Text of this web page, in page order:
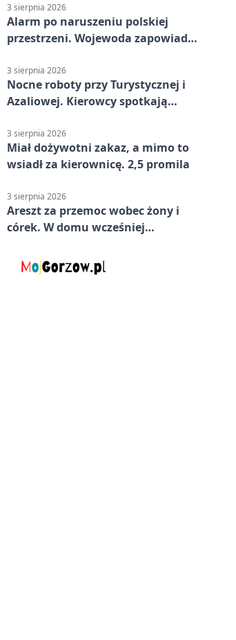
3 sierpnia 2026
Alarm po naruszeniu polskiej
przestrzeni. Wojewoda zapowiada
3 sierpnia 2026
Nocne roboty przy Turystycznej i
Azaliowej. Kierowcy spotkają
3 sierpnia 2026
Miał dożywotni zakaz, a mimo to
wsiadł za kierownicę. 2,5 promila
3 sierpnia 2026
Areszt za przemoc wobec żony i
córek. W domu wcześniej